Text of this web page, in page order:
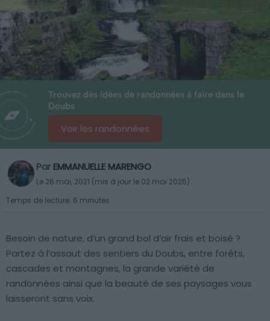
Trouvez des idées de randonnées à faire dans le
Doubs
Voir les randonnées
Par EMMANUELLE MARENGO
Le 26 mai, 2021 (mis à jour le 02 mai 2025)
Temps de lecture: 6 minutes
Besoin de nature, d’un grand bol d’air frais et boisé ?
Partez à l’assaut des sentiers du Doubs, entre forêts,
cascades et montagnes, la grande variété de
randonnées ainsi que la beauté de ses paysages vous
laisseront sans voix.